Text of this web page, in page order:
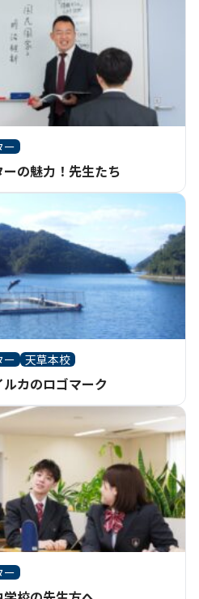
ー
ーの魅力！先生たち
ー 天草本校
ルカのロゴマーク
ー